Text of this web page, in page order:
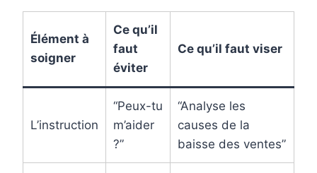
Élément à
soigner
Ce qu’il
faut
éviter
Ce qu’il faut viser
L’instruction
“Peux-tu
m’aider
?”
“Analyse les
causes de la
baisse des ventes”